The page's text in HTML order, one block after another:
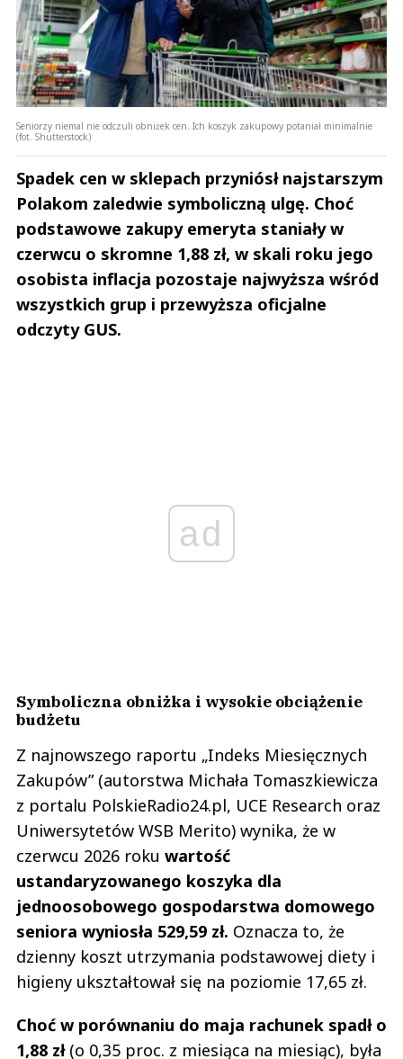
Seniorzy niemal nie odczuli obniżek cen. Ich koszyk zakupowy potaniał minimalnie
(fot. Shutterstock)
Spadek cen w sklepach przyniósł najstarszym
Polakom zaledwie symboliczną ulgę. Choć
podstawowe zakupy emeryta staniały w
czerwcu o skromne 1,88 zł, w skali roku jego
osobista inflacja pozostaje najwyższa wśród
wszystkich grup i przewyższa oficjalne
odczyty GUS.
ad
Symboliczna obniżka i wysokie obciążenie
budżetu
Z najnowszego raportu „Indeks Miesięcznych
Zakupów” (autorstwa Michała Tomaszkiewicza
z portalu PolskieRadio24.pl, UCE Research oraz
Uniwersytetów WSB Merito) wynika, że w
czerwcu 2026 roku wartość
ustandaryzowanego koszyka dla
jednoosobowego gospodarstwa domowego
seniora wyniosła 529,59 zł. Oznacza to, że
dzienny koszt utrzymania podstawowej diety i
higieny ukształtował się na poziomie 17,65 zł.
Choć w porównaniu do maja rachunek spadł o
1,88 zł (o 0,35 proc. z miesiąca na miesiąc), była